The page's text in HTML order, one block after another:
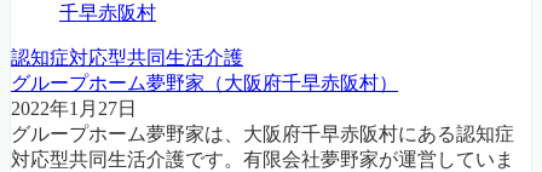
千早赤阪村
認知症対応型共同生活介護
グループホーム夢野家（大阪府千早赤阪村）
2022年1月27日
グループホーム夢野家は、大阪府千早赤阪村にある認知症
対応型共同生活介護です。有限会社夢野家が運営していま